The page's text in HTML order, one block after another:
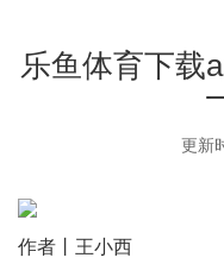
乐鱼体育下载
更新
作者丨王小西